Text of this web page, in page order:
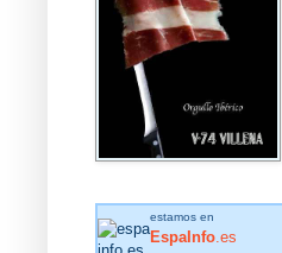
estamos en
EspaInfo .es